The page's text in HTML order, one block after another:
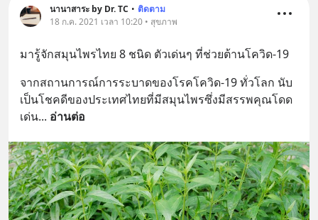
นานาสาระ by Dr. TC • ติดตาม
18 ก.ค. 2021 เวลา 10:20 • สุขภาพ
มารู้จักสมุนไพรไทย 8 ชนิด ตัวเด่นๆ ที่ช่วยต้านโควิด-19
จากสถานการณ์การระบาดของโรคโควิด-19 ทั่วโลก นับ
เป็นโชคดีของประเทศไทยที่มีสมุนไพรซึ่งมีสรรพคุณโดด
เด่น... อ่านต่อ